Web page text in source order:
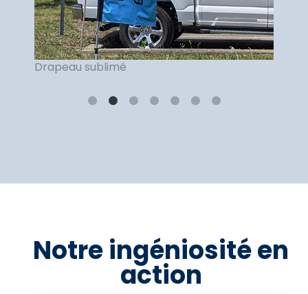
Drapeau sublimé
Notre ingéniosité en
action